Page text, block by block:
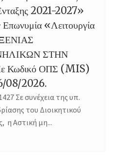
2021-2027»
«Λειτουργία
ΣΤΗΝ
ΟΠΣ (MIS)
08/2026.
Σε συνέχεια της υπ.
του Διοικητικού
η Αστική μη...